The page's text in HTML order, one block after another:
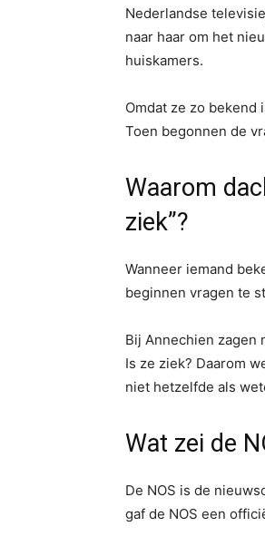
Nederlandse
naar haar om het
huiskamers.
Omdat ze zo
Toen begonnen de
Waarom
ziek”?
Wanneer iemand
beginnen vragen te
Bij Annechien zagen
Is ze ziek? Daarom
niet hetzelfde als
Wat zei de
De NOS is de
gaf de NOS een